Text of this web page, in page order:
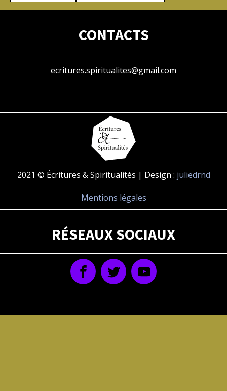
CONTACTS
ecritures.spiritualites@gmail.com
2021 © Écritures & Spiritualités | Design : juliedrnd
Mentions légales
RÉSEAUX SOCIAUX